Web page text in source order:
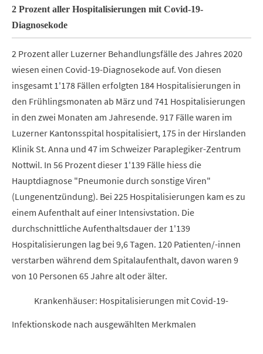
2 Prozent aller Hospitalisierungen mit Covid-19-
Diagnosekode
2 Prozent aller Luzerner Behandlungsfälle des Jahres 2020
wiesen einen Covid-19-Diagnosekode auf. Von diesen
insgesamt 1'178 Fällen erfolgten 184 Hospitalisierungen in
den Frühlingsmonaten ab März und 741 Hospitalisierungen
in den zwei Monaten am Jahresende. 917 Fälle waren im
Luzerner Kantonsspital hospitalisiert, 175 in der Hirslanden
Klinik St. Anna und 47 im Schweizer Paraplegiker-Zentrum
Nottwil. In 56 Prozent dieser 1'139 Fälle hiess die
Hauptdiagnose "Pneumonie durch sonstige Viren"
(Lungenentzündung). Bei 225 Hospitalisierungen kam es zu
einem Aufenthalt auf einer Intensivstation. Die
durchschnittliche Aufenthaltsdauer der 1'139
Hospitalisierungen lag bei 9,6 Tagen. 120 Patienten/-innen
verstarben während dem Spitalaufenthalt, davon waren 9
von 10 Personen 65 Jahre alt oder älter.
Krankenhäuser: Hospitalisierungen mit Covid-19-
Infektionskode nach ausgewählten Merkmalen